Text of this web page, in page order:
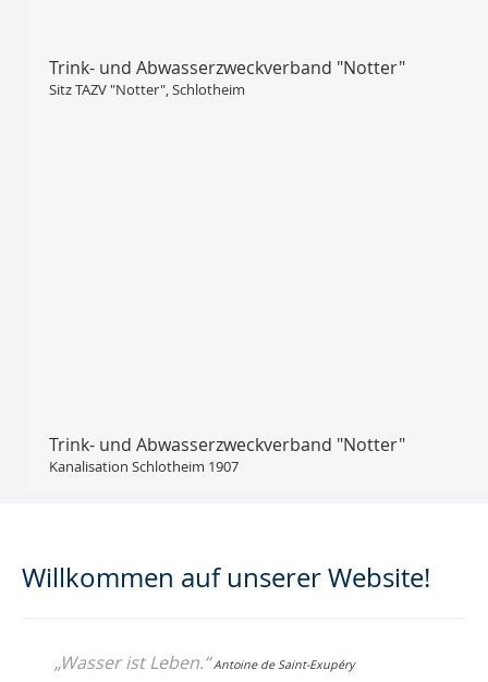
Trink- und Abwasser­zweckverband "Notter"
Sitz TAZV "Notter", Schlotheim
Trink- und Abwasser­zweckverband "Notter"
Kanalisation Schlotheim 1907
Willkommen auf unserer Website!
„Wasser ist Leben.“ Antoine de Saint-Exupéry